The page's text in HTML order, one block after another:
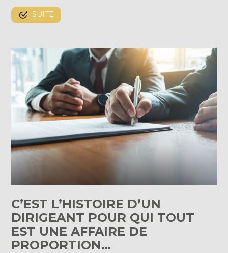
SUITE
C’EST L’HISTOIRE D’UN
DIRIGEANT POUR QUI TOUT
EST UNE AFFAIRE DE
PROPORTION…